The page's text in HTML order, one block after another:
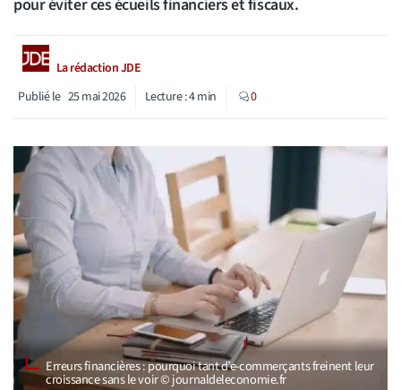
pour éviter ces écueils financiers et fiscaux.
La rédaction JDE
Publié le 25 mai 2026 Lecture :4min 0
Erreurs financières : pourquoi tant d’e-commerçants freinent leur
croissance sans le voir © journaldeleconomie.fr